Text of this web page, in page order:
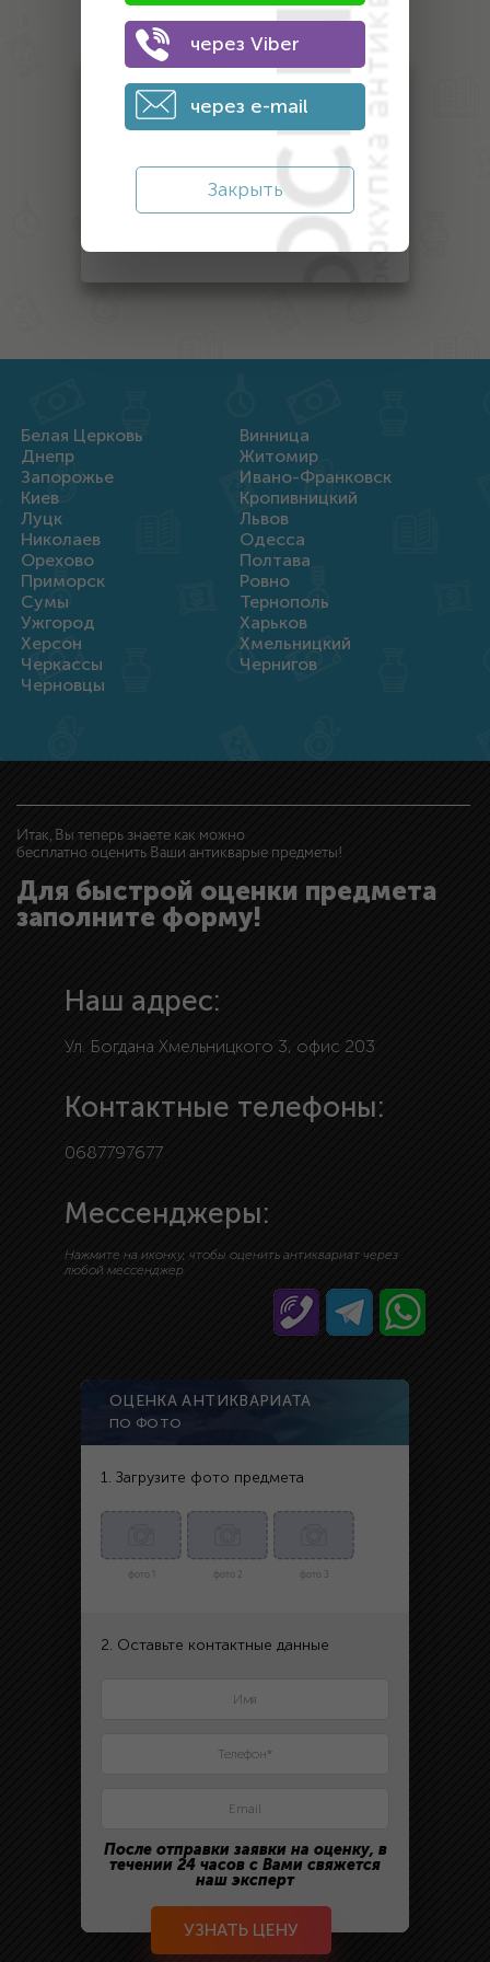
антиквариата
Монеты
Банкноты
Антиквариат
Другой антиквариат
Белая Церковь
Винница
Днепр
Житомир
Запорожье
Ивано-Франковск
Киев
Кропивницкий
Луцк
Львов
Николаев
Одесса
Орехово
Полтава
Приморск
Ровно
Сумы
Тернополь
Ужгород
Харьков
Херсон
Хмельницкий
Черкассы
Чернигов
Черновцы
Итак, Вы теперь знаете как можно
бесплатно оценить Ваши антикварые предметы!
Для быстрой оценки предмета
заполните форму!
Наш адрес:
Ул. Богдана Хмельницкого 3, офис 203
Контактные телефоны:
0687797677
Мессенджеры:
Нажмите на иконку, чтобы оценить антиквариат через
любой мессенджер
ОЦЕНКА АНТИКВАРИАТА
ПО ФОТО
1. Загрузите фото предмета
фото 1 фото 2 фото 3
2. Оставьте контактные данные
После отправки заявки на оценку, в
течении 24 часов с Вами свяжется
наш эксперт
УЗНАТЬ ЦЕНУ
через Viber
через e-mail
Закрыть